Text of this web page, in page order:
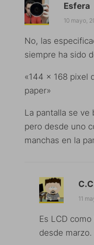
Esfera
10 mayo,
No, las
siempre ha sido
«144 x 168 pixel
paper»
La pantalla se ve
pero desde uno
manchas en la
11
Es LCD
desde marzo.